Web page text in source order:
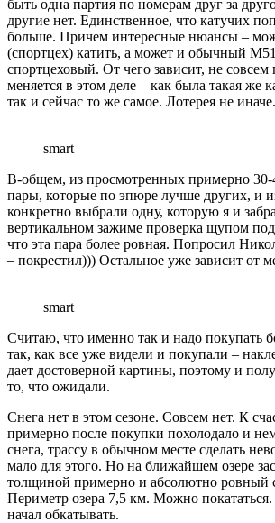
быть одна партия по номерам друг за
другие нет. Единственное, что катучих
больше. Причем интересные нюансы –
(спортцех) катить, а может и обычный
спортцеховый. От чего зависит, не
меняется в этом деле – как была такая же
так и сейчас то же самое. Лотерея не иначе.
smart
В-общем, из просмотренных примерно 30-
пары, которые по эпюре лучше других, и
конкретно выбрали одну, которую я и
вертикальном зажиме проверка щупом под
что эта пара более ровная. Попросил
– покрестил))) Остальное уже зависит от
smart
Считаю, что именно так и надо покупать
так, как все уже видели и покупали –
дает достоверной картины, поэтому и
то, что ожидали.
Снега нет в этом сезоне. Совсем нет. К
примерно после покупки похолодало и
снега, трассу в обычном месте сделать
мало для этого. Но на ближайшем озере
толщиной примерно и абсолютно ровный
Периметр озера 7,5 км. Можно
начал обкатывать.